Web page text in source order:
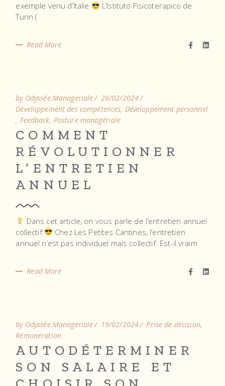
exemple venu d’Italie
L’Istituto Fisicoterapico de
Turin (
Read More
by Odyssée.Manageriale
26/02/2024
Développement des compétences Développement personnel
Feedback Posture managériale
COMMENT
RÉVOLUTIONNER
L’ENTRETIEN
ANNUEL
Dans cet article, on vous parle de l’entretien annuel
collectif
Chez Les Petites Cantines, l’entretien
annuel n’est pas individuel mais collectif. Est-il vraim
Read More
by Odyssée.Manageriale 19/02/2024
Prise de décision
Rémunération
AUTODÉTERMINER
SON SALAIRE ET